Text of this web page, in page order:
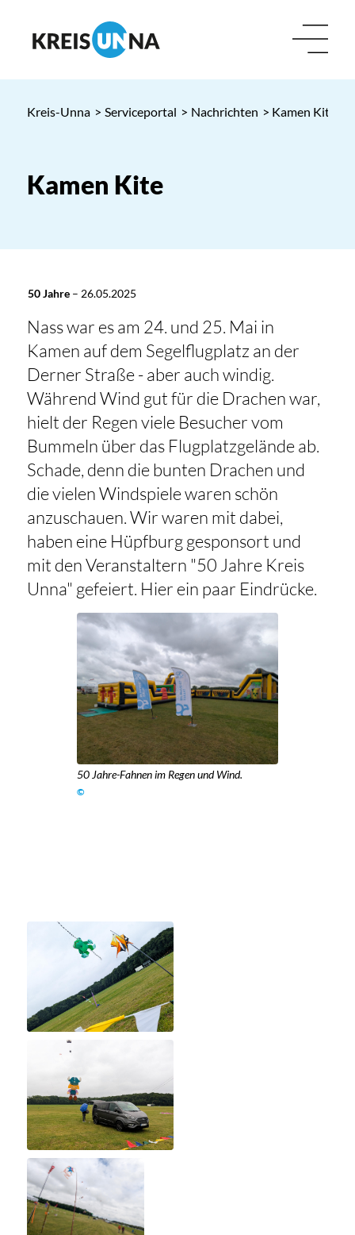
Kreis-Unna > Serviceportal > Nachrichten > Kamen Kite
Kamen Kite
50 Jahre– 26.05.2025
Nass war es am 24. und 25. Mai in
Kamen auf dem Segelflugplatz an der
Derner Straße - aber auch windig.
Während Wind gut für die Drachen war,
hielt der Regen viele Besucher vom
Bummeln über das Flugplatzgelände ab.
Schade, denn die bunten Drachen und
die vielen Windspiele waren schön
anzuschauen. Wir waren mit dabei,
haben eine Hüpfburg gesponsort und
mit den Veranstaltern "50 Jahre Kreis
Unna" gefeiert. Hier ein paar Eindrücke.
50 Jahre-Fahnen im Regen und Wind.
©